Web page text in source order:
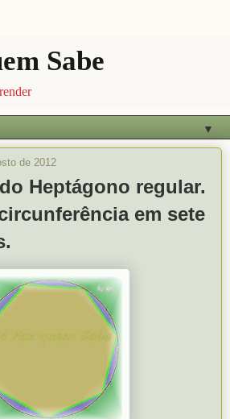
Sabe
▼
de 2012
Heptágono regular.
em sete